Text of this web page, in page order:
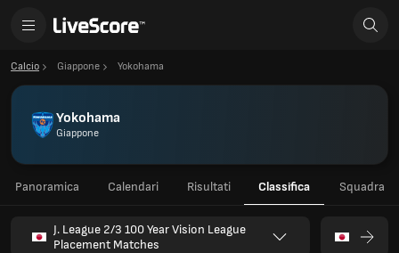
Calcio Giappone Yokohama
Yokohama
Giappone
Panoramica Calendari Risultati Classifica Squadra
J. League 2/3 100 Year Vision League
Placement Matches